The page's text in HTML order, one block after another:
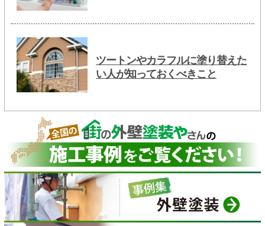
ツートンやカラフルに塗り替えた
い人が知っておくべきこと